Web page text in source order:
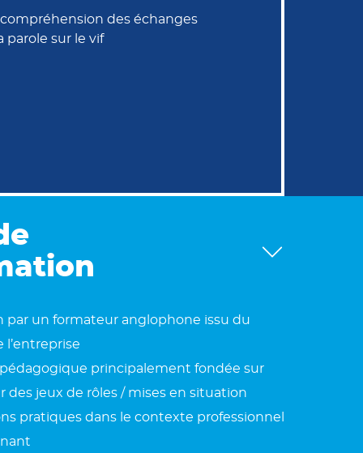
des échanges
parole sur le vif
par un formateur anglophone issu du
l’entreprise
principalement fondée sur
des jeux de rôles / mises en situation
pratiques dans le contexte professionnel